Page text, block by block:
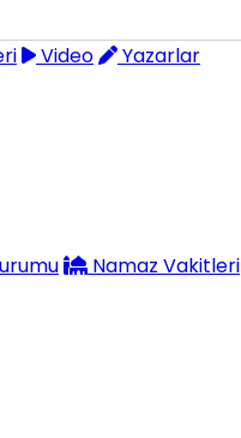
Video
Yazarlar
Namaz Vakitleri